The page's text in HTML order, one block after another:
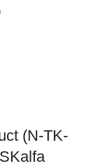
(N-TK-